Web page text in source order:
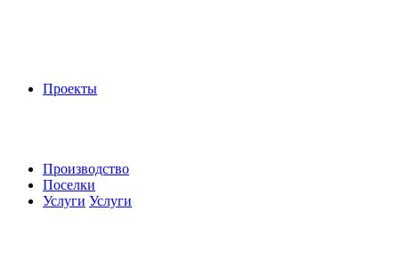
Проекты
Производство
Поселки
Услуги Услуги